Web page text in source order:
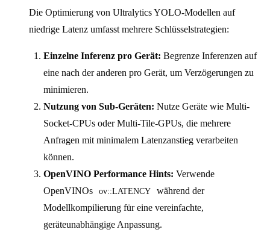
Die Optimierung von Ultralytics YOLO-Modellen auf
niedrige Latenz umfasst mehrere Schlüsselstrategien:
Einzelne Inferenz pro Gerät: Begrenze Inferenzen auf
eine nach der anderen pro Gerät, um Verzögerungen zu
minimieren.
Nutzung von Sub-Geräten: Nutze Geräte wie Multi-
Socket-CPUs oder Multi-Tile-GPUs, die mehrere
Anfragen mit minimalem Latenzanstieg verarbeiten
können.
OpenVINO Performance Hints: Verwende
OpenVINOs
ov::LATENCY
während der
Modellkompilierung für eine vereinfachte,
geräteunabhängige Anpassung.